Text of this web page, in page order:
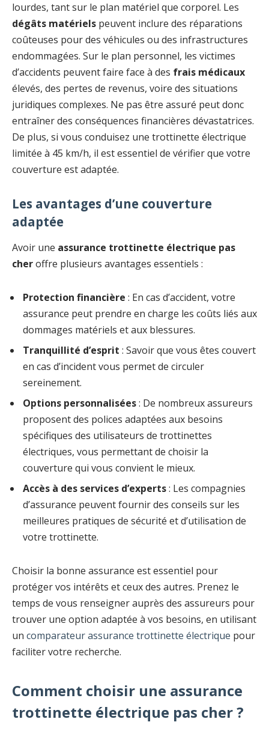
lourdes, tant sur le plan matériel que corporel. Les
dégâts matériels peuvent inclure des réparations
coûteuses pour des véhicules ou des infrastructures
endommagées. Sur le plan personnel, les victimes
d’accidents peuvent faire face à des frais médicaux
élevés, des pertes de revenus, voire des situations
juridiques complexes. Ne pas être assuré peut donc
entraîner des conséquences financières dévastatrices.
De plus, si vous conduisez une trottinette électrique
limitée à 45 km/h, il est essentiel de vérifier que votre
couverture est adaptée.
Les avantages d’une couverture
adaptée
Avoir une assurance trottinette électrique pas
cheroffre plusieurs avantages essentiels :
Protection financière : En cas d’accident, votre
assurance peut prendre en charge les coûts liés aux
dommages matériels et aux blessures.
Tranquillité d’esprit : Savoir que vous êtes couvert
en cas d’incident vous permet de circuler
sereinement.
Options personnalisées: De nombreux assureurs
proposent des polices adaptées aux besoins
spécifiques des utilisateurs de trottinettes
électriques, vous permettant de choisir la
couverture qui vous convient le mieux.
Accès à des services d’experts: Les compagnies
d’assurance peuvent fournir des conseils sur les
meilleures pratiques de sécurité et d’utilisation de
votre trottinette.
Choisir la bonne assurance est essentiel pour
protéger vos intérêts et ceux des autres. Prenez le
temps de vous renseigner auprès des assureurs pour
trouver une option adaptée à vos besoins, en utilisant
un comparateur assurance trottinette électrique pour
faciliter votre recherche.
Comment choisir une assurance
trottinette électrique pas cher ?